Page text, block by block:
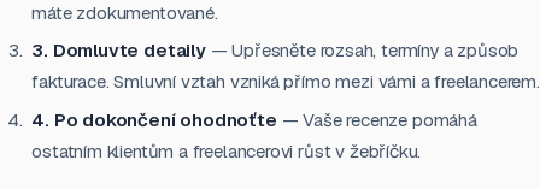
máte zdokumentované.
3. Domluvte detaily— Upřesněte rozsah, termíny a způsob
fakturace. Smluvní vztah vzniká přímo mezi vámi a freelancerem.
4. Po dokončení ohodnoťte — Vaše recenze pomáhá
ostatním klientům a freelancerovi růst v žebříčku.